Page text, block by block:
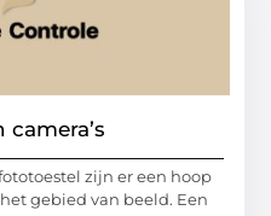
zijn er een hoop
gebied van beeld. Een